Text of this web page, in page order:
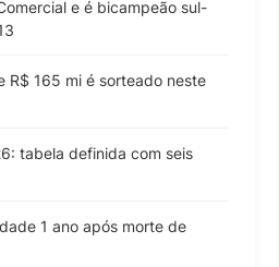
e é bicampeão sul-
R$ 165 mi é sorteado neste
tabela definida com seis
1 ano após morte de